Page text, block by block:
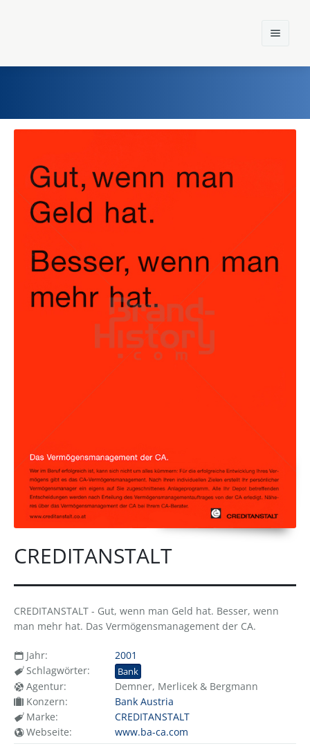
Home
Einst und Heute
Marken
Konzerne
Epoche
CREDITANSTALT
CREDITANSTALT - Gut, wenn man Geld hat. Besser, wenn
man mehr hat. Das Vermögensmanagement der CA.
Jahr:
2001
Schlagwörter:
Bank
Agentur:
Demner, Merlicek & Bergmann
Konzern:
Bank Austria
Marke:
CREDITANSTALT
Webseite:
www.ba-ca.com